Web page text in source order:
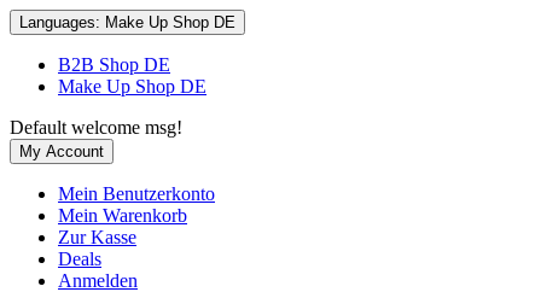
Languages: Make Up Shop DE
B2B Shop DE
Make Up Shop DE
Default welcome msg!
My Account
Mein Benutzerkonto
Mein Warenkorb
Zur Kasse
Deals
Anmelden